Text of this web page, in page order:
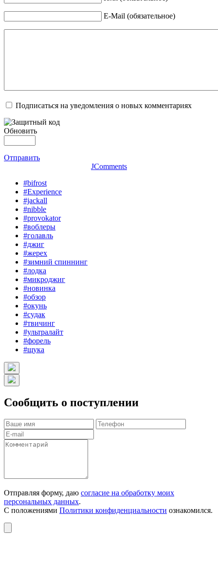
E-Mail (обязательное)
Подписаться на уведомления о новых комментариях
Обновить
Отправить
JComments
#bifrost
#Experience
#jackall
#nibble
#provokator
#воблеры
#голавль
#джиг
#жерех
#зимний спиннинг
#лодка
#микроджиг
#новинка
#обзор
#окунь
#судак
#твичинг
#ультралайт
#форель
#щука
Сообщить о поступлении
Отправляя форму, даю согласие на обработку моих
персональных данных.
С положениями Политики конфиденциальности ознакомился.